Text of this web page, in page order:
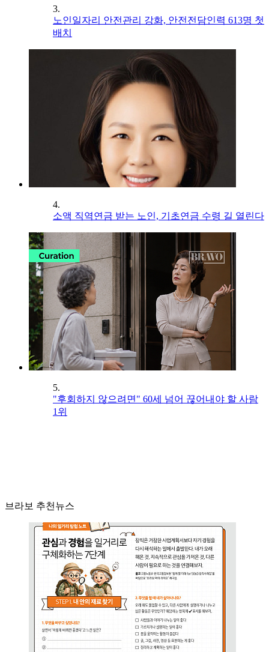
3.
노인일자리 안전관리 강화, 안전전담인력 613명 첫
배치
4.
소액 직역연금 받는 노인, 기초연금 수령 길 열린다
5.
"후회하지 않으려면" 60세 넘어 끊어내야 할 사람
1위
브라보 추천뉴스